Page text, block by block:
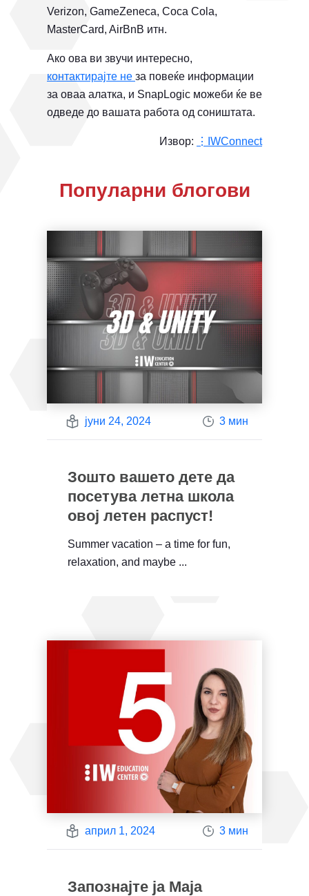
Verizon, GameZeneca, Coca Cola,
MasterCard, AirBnB итн.
Ако ова ви звучи интересно,
контактирајте не за повеќе информации
за оваа алатка, и SnapLogic можеби ќе ве
одведе до вашата работа од соништата.
Извор: ⋮IWConnect
Популарни блогови
јуни 24, 2024 3 мин
Зошто вашето дете да
посетува летна школа
овој летен распуст!
Summer vacation – a time for fun,
relaxation, and maybe ...
април 1, 2024 3 мин
Запознајте ја Маја